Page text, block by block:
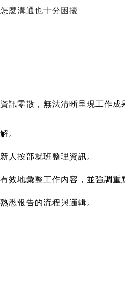
麼溝通也十分困擾
訊零散，無法清晰呈現工作成
。
人按部就班整理資訊。
效地彙整工作內容，並強調重
悉報告的流程與邏輯。